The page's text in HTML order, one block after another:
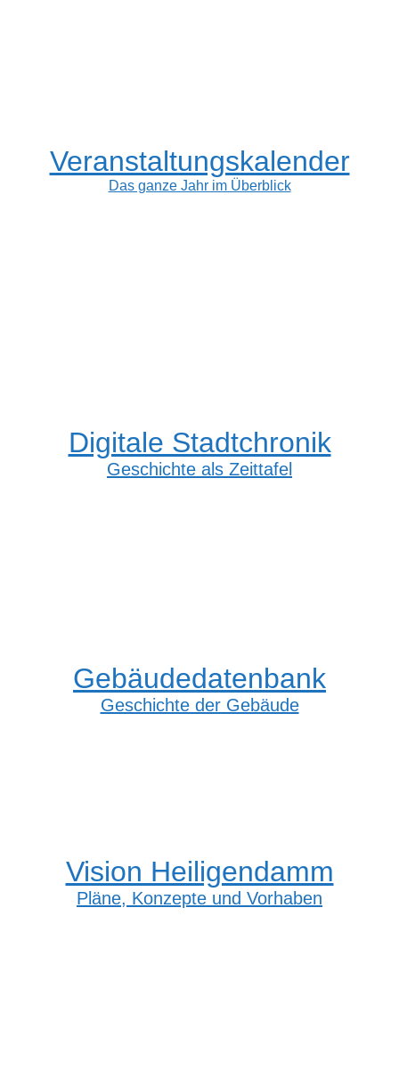
Veranstaltungskalender
Das ganze Jahr im Überblick
Digitale Stadtchronik
Geschichte als Zeittafel
Gebäudedatenbank
Geschichte der Gebäude
Vision Heiligendamm
Pläne, Konzepte und Vorhaben